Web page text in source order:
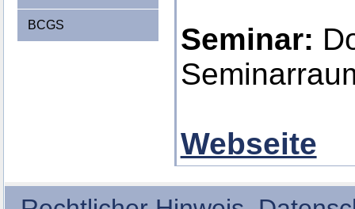
BCGS Seminar:
Webseite